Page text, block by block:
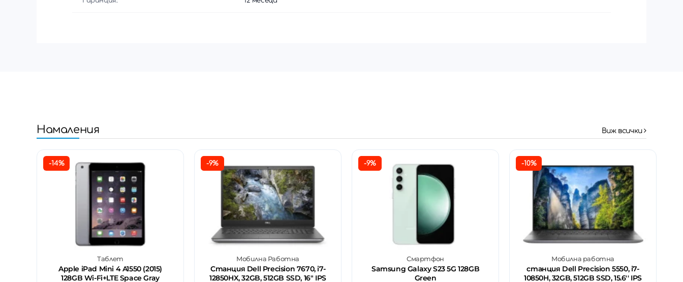
Намаления Виж всички
-14%
Таблет
Apple iPad Mini 4 A1550 (2015)
128GB Wi-Fi+LTE Space Gray
-9%
Мобилна Работна
Станция Dell Precision 7670, i7-
12850HX, 32GB, 512GB SSD, 16" IPS
-9%
Смартфон
Samsung Galaxy S23 5G 128GB
Green
-10%
Мобилна работна
станция Dell Precision 5550, i7-
10850H, 32GB, 512GB SSD, 15.6'' IPS